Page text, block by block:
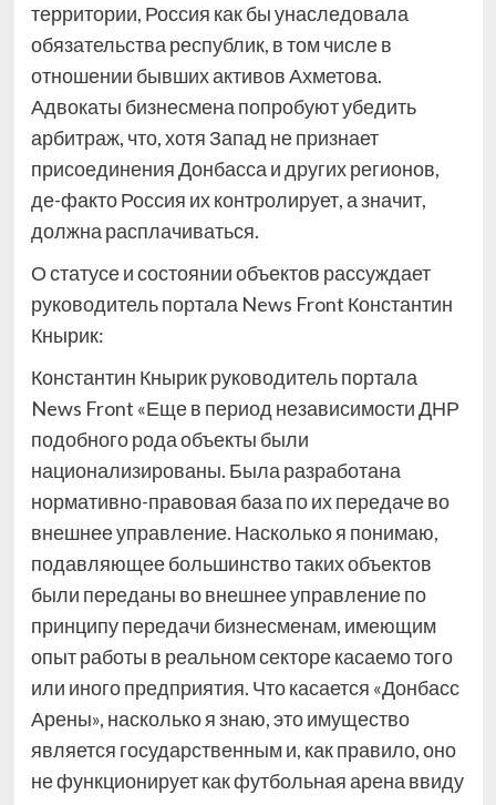
территории, Россия как бы унаследовала
обязательства республик, в том числе в
отношении бывших активов Ахметова.
Адвокаты бизнесмена попробуют убедить
арбитраж, что, хотя Запад не признает
присоединения Донбасса и других регионов,
де-факто Россия их контролирует, а значит,
должна расплачиваться.
О статусе и состоянии объектов рассуждает
руководитель портала News Front Константин
Кнырик:
Константин Кнырикруководитель портала
News Front «Еще в период независимости ДНР
подобного рода объекты были
национализированы. Была разработана
нормативно-правовая база по их передаче во
внешнее управление. Насколько я понимаю,
подавляющее большинство таких объектов
были переданы во внешнее управление по
принципу передачи бизнесменам, имеющим
опыт работы в реальном секторе касаемо того
или иного предприятия. Что касается «Донбасс
Арены», насколько я знаю, это имущество
является государственным и, как правило, оно
не функционирует как футбольная арена ввиду